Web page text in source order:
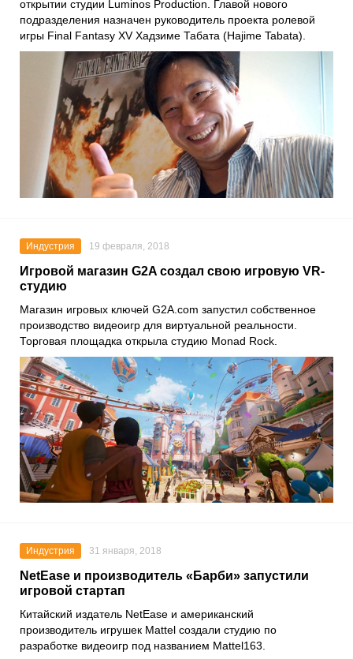
открытии студии Luminos Production. Главой нового
подразделения назначен руководитель проекта ролевой
игры Final Fantasy XV Хадзиме Табата (Hajime Tabata).
Индустрия 19 февраля, 2018
Игровой магазин G2A создал свою игровую VR-
студию
Магазин игровых ключей G2A.com запустил собственное
производство видеоигр для виртуальной реальности.
Торговая площадка открыла студию Monad Rock.
Индустрия 31 января, 2018
NetEase и производитель «Барби» запустили
игровой стартап
Китайский издатель NetEase и американский
производитель игрушек Mattel создали студию по
разработке видеоигр под названием Mattel163.